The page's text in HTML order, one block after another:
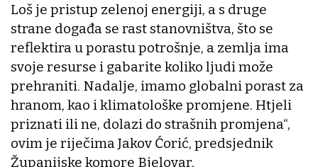
Loš je pristup zelenoj energiji, a s druge
strane događa se rast stanovništva, što se
reflektira u porastu potrošnje, a zemlja ima
svoje resurse i gabarite koliko ljudi može
prehraniti. Nadalje, imamo globalni porast za
hranom, kao i klimatološke promjene. Htjeli
priznati ili ne, dolazi do strašnih promjena“,
ovim je riječima Jakov Ćorić, predsjednik
Županijske komore Bjelovar,